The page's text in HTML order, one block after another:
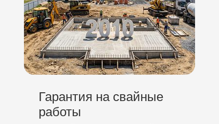
Гарантия на свайные
работы